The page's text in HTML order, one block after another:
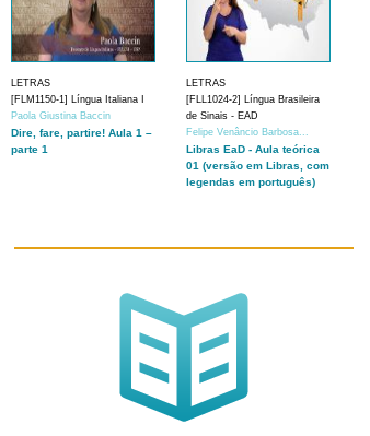
LETRAS
[FLM1150-1] Língua Italiana I
Paola Giustina Baccin
Dire, fare, partire! Aula 1 –
parte 1
LETRAS
[FLL1024-2] Língua Brasileira
de Sinais - EAD
Felipe Venâncio Barbosa...
Libras EaD - Aula teórica
01 (versão em Libras, com
legendas em português)